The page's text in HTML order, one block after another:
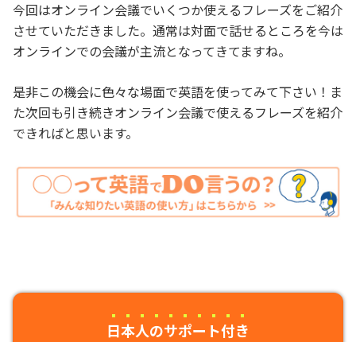
今回はオンライン会議でいくつか使えるフレーズをご紹介
させていただきました。通常は対面で話せるところを今は
オンラインでの会議が主流となってきてますね。
是非この機会に色々な場面で英語を使ってみて下さい！ま
た次回も引き続きオンライン会議で使えるフレーズを紹介
できればと思います。
日本人のサポート付き